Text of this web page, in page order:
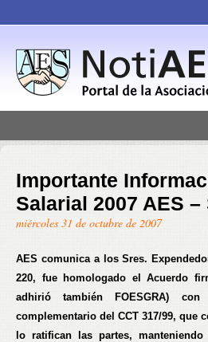
Importante
Salarial 2007 AES –
miércoles 31 de octubre de 2007
AES comunica a los Sres.
220, fue homologado el Acuerdo
adhirió también FOESGRA)
complementario del CCT 317/99, que
lo ratifican las partes,